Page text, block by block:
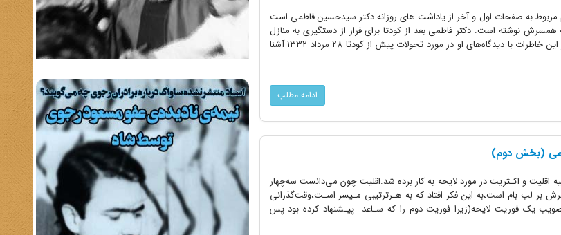
به صفحات اول و آخر از یاداشت های روزانه دکتر سیدحسین فاطمی است
مخفی بعد از کودتای 1332 خطاب به همسرش نوشته است. دکتر فاطمی بعد از کودتا برای فرار از دستگیری به منازل
متعدد می رفت و خاطرات خود را در آنجا می‌نوشت در این خاطرات با دیدگاه‌های او در مورد تحولات پیش از کودتا 28 مرداد 1332 آشنا
ادامه مطلب
(بخش دوم)
اقلیت و اکـثریت در مورد لایحه به کار برده شد.اقلیت‌ چون می‌دانست سه‌چهار
لب بام‌ است،به این فکر افتاد که به‌ هـرترتیبی مـیسر اسـت،وقت‌گذرانی
یک فوریت لایحه‌(زیرا‌ فوریت‌ دوم را که سـاعد ‌ ‌پیـشنهاد کرده بود پس